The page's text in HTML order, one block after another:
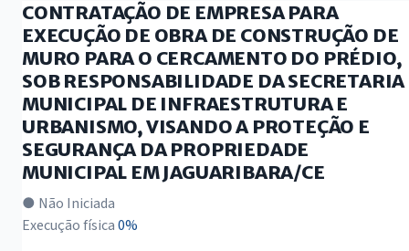
CONTRATAÇÃO DE EMPRESA PARA
EXECUÇÃO DE OBRA DE CONSTRUÇÃO DE
MURO PARA O CERCAMENTO DO PRÉDIO,
SOB RESPONSABILIDADE DA SECRETARIA
MUNICIPAL DE INFRAESTRUTURA E
URBANISMO, VISANDO A PROTEÇÃO E
SEGURANÇA DA PROPRIEDADE
MUNICIPAL EM JAGUARIBARA/CE
● Não Iniciada
Execução física0%